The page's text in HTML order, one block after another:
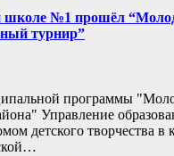
№1 прошёл
турнир”
программы
Управление
детского творчества в